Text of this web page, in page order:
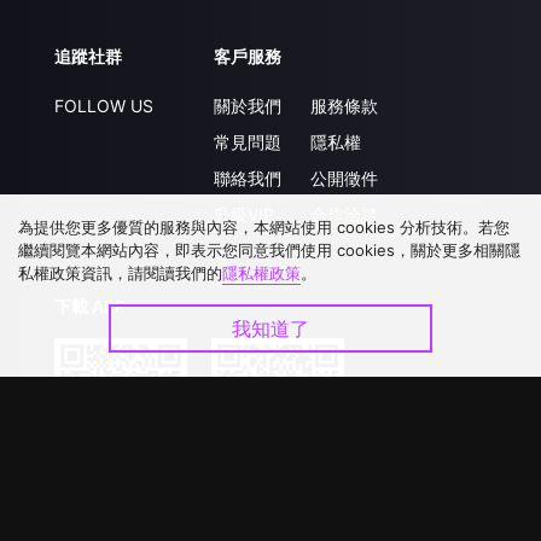
追蹤社群
FOLLOW US
客戶服務
關於我們
常見問題
聯絡我們
服務條款
隱私權
公開徵件
下載 APP
為提供您更多優質的服務與內容，本網站使用 cookies 分析技術。若您
繼續閱覽本網站內容，即表示您同意我們使用 cookies，關於更多相關隱
私權政策資訊，請閱讀我們的隱私權政策。
我知道了